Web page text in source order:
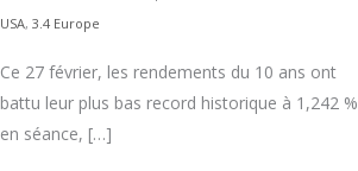
USA, 3.4 Europe
Ce 27 février, les rendements du 10 ans ont
battu leur plus bas record historique à 1,242 %
en séance, […]